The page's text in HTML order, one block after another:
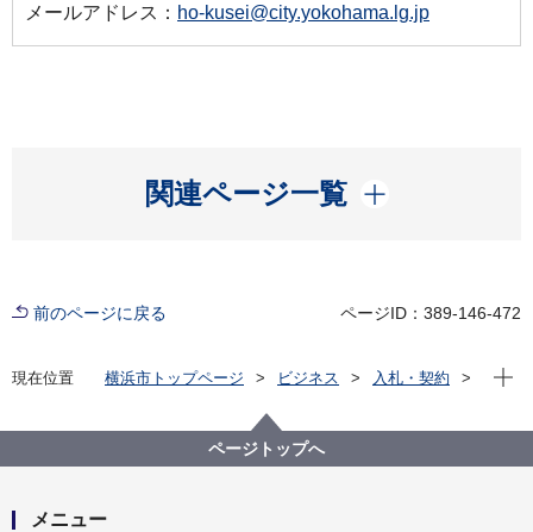
メールアドレス： ho-kusei@city.yokohama.lg.jp
関連ページ一覧
開く
前のページに戻る ページID：389-146-472
現在位置 横浜市トップページ ビジネス
入札・契約
【入札結果公表】【公募型指名競争入札】「令和６年
度 広報よこはま ほどがや区版」デザイン編集委託
現在
ページトップへ
メニュー